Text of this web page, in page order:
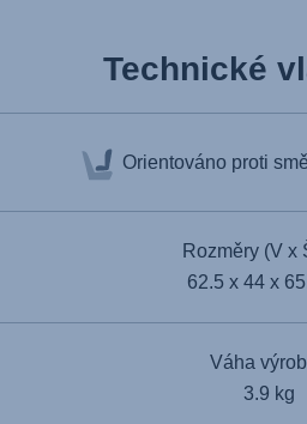
Technické
Orientováno proti
Rozměry (V x
62.5 x 44 x
Váha
3.9 kg